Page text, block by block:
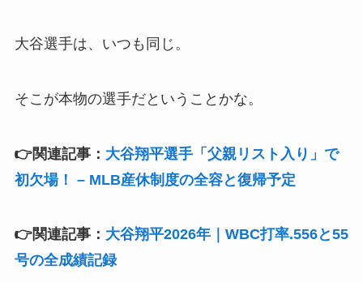
大谷選手は、いつも同じ。
そこが本物の選手だということかな。
👉関連記事： 大谷翔平選手「父親リスト入り」で
初欠場！ – MLB産休制度の全容と復帰予定
👉関連記事： 大谷翔平2026年｜WBC打率.556と55
号の全成績記録